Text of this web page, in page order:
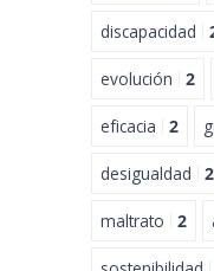
discapacidad
evolución 2
eficacia 2
desigualdad 2
maltrato 2